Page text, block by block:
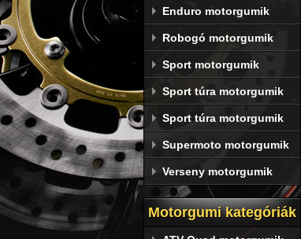
Enduro motorgumik
Robogó motorgumik
Sport motorgumik
Sport túra motorgumik
Sport túra motorgumik
Supermoto motorgumik
Verseny motorgumik
Motorgumi kategóriák